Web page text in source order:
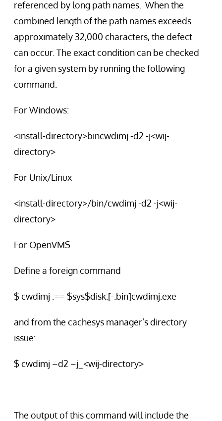
referenced by long path names. When the
combined length of the path names exceeds
approximately 32,000 characters, the defect
can occur. The exact condition can be checked
for a given system by running the following
command:
For Windows:
<install-directory>bincwdimj -d2 -j<wij-
directory>
For Unix/Linux
<install-directory>/bin/cwdimj -d2 -j<wij-
directory>
For OpenVMS
Define a foreign command
$ cwdimj :== $sys$disk:[-.bin]cwdimj.exe
and from the cachesys manager’s directory
issue:
$ cwdimj –d2 –j_<wij-directory>
The output of this command will include the